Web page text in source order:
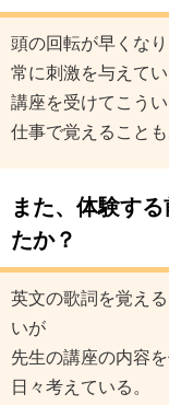
頭の回転が早くなり
常に刺激を与えて
講座を受けてこう
仕事で覚えること
また、体験す
たか？
英文の歌詞を覚え
いが
先生の講座の内容
日々考えている。